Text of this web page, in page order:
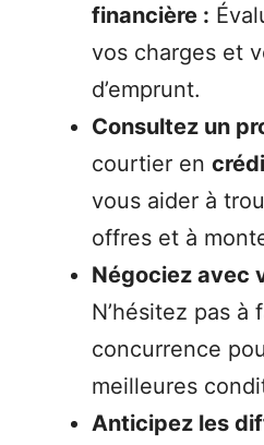
financière :
vos charges et
d’emprunt.
Consultez un
courtier en
vous aider à
offres et à
Négociez avec
N’hésitez pas à
concurrence
meilleures
Anticipez les